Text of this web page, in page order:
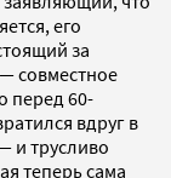
его
за
совместное
перед 60-
вдруг в
и трусливо
теперь сама